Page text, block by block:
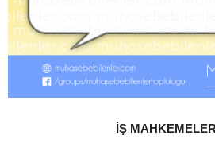
İŞ MAHKEMELERİ VE